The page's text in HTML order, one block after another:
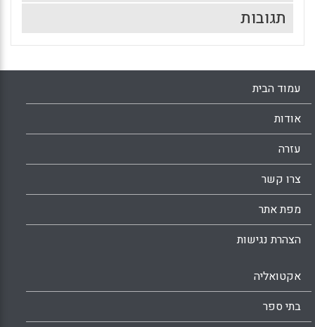
תגובות
עמוד הבית
אודות
עזרה
צרו קשר
מפת אתר
הצהרת נגישות
אקטואליה
בתי ספר